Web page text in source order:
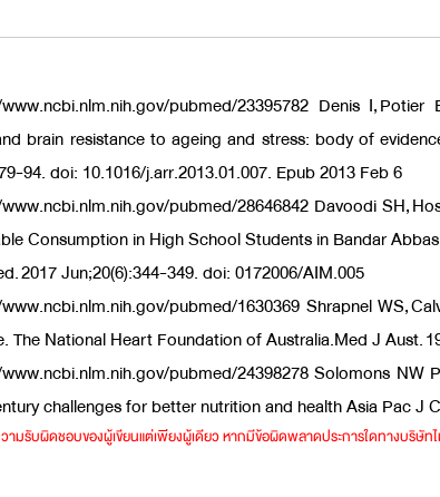
pubmed/23395782 Denis I,
brain resistance to ageing and stress: body of
94. doi: 10.1016/j.arr.2013.01.007. Epub 2013 Feb 6
pubmed/28646842 Davoodi SH,
Consumption in High School Students in Bandar
2017 Jun;20(6):344-349. doi: 0172006/AIM.005
pubmed/1630369 Shrapnel WS,
The National Heart Foundation of Australia.Med J Aust.
pubmed/24398278 Solomons
challenges for better nutrition and health Asia Pac J
มรับผิดชอบของผู้เขียนแต่เพียงผู้เดียว หากมีข้อผิดพลาดประการใดทางบริษัท